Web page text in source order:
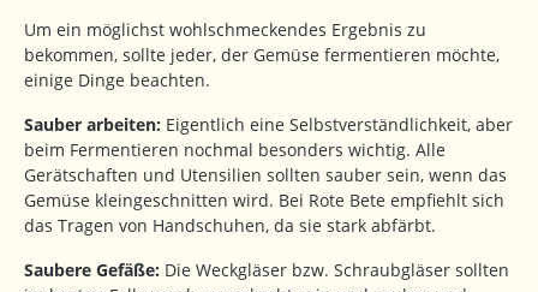
Um ein möglichst wohlschmeckendes Ergebnis zu
bekommen, sollte jeder, der Gemüse fermentieren möchte,
einige Dinge beachten.
Sauber arbeiten: Eigentlich eine Selbstverständlichkeit, aber
beim Fermentieren nochmal besonders wichtig. Alle
Gerätschaften und Utensilien sollten sauber sein, wenn das
Gemüse kleingeschnitten wird. Bei Rote Bete empfiehlt sich
das Tragen von Handschuhen, da sie stark abfärbt.
Saubere Gefäße: Die Weckgläser bzw. Schraubgläser sollten